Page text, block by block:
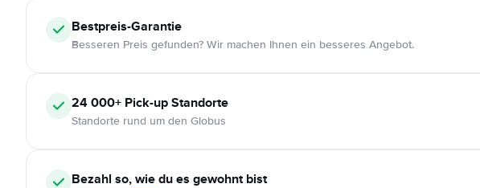
Bestpreis-Garantie
Besseren Preis gefunden? Wir machen Ihnen ein besseres Angebot.
24 000+ Pick-up Standorte
Standorte rund um den Globus
Bezahl so, wie du es gewohnt bist